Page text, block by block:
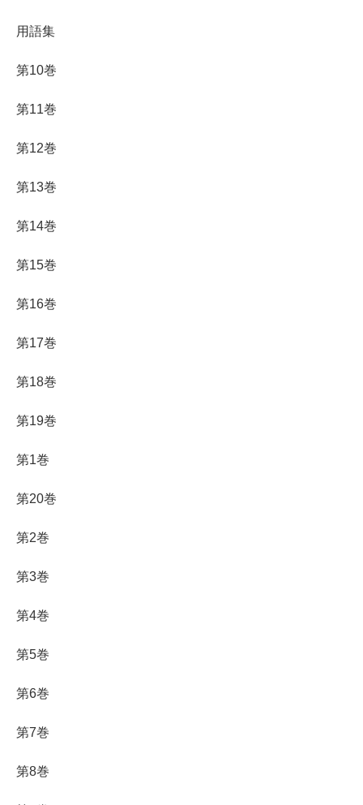
用語集
第10巻
第11巻
第12巻
第13巻
第14巻
第15巻
第16巻
第17巻
第18巻
第19巻
第1巻
第20巻
第2巻
第3巻
第4巻
第5巻
第6巻
第7巻
第8巻